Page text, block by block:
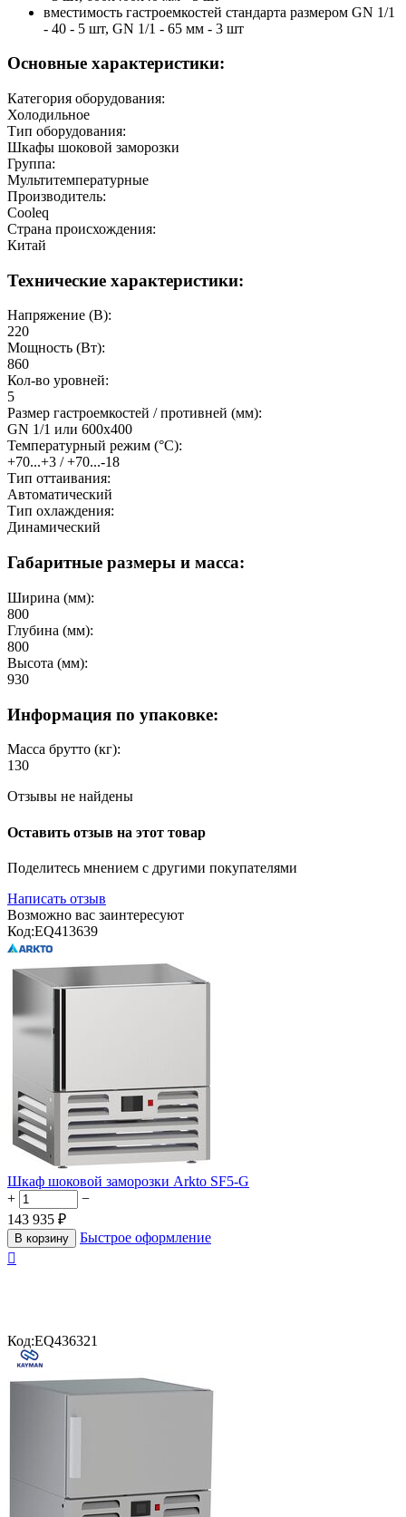
вместимость гастроемкостей стандарта размером GN 1/1
- 40 - 5 шт, GN 1/1 - 65 мм - 3 шт
Основные характеристики:
Категория оборудования:
Холодильное
Тип оборудования:
Шкафы шоковой заморозки
Группа:
Мультитемпературные
Производитель:
Cooleq
Страна происхождения:
Китай
Технические характеристики:
Напряжение (В):
220
Мощность (Вт):
860
Кол-во уровней:
5
Размер гастроемкостей / противней (мм):
GN 1/1 или 600х400
Температурный режим (°C):
+70...+3 / +70...-18
Тип оттаивания:
Автоматический
Тип охлаждения:
Динамический
Габаритные размеры и масса:
Ширина (мм):
800
Глубина (мм):
800
Высота (мм):
930
Информация по упаковке:
Масса брутто (кг):
130
Отзывы не найдены
Оставить отзыв на этот товар
Поделитесь мнением с другими покупателями
Написать отзыв
Возможно вас заинтересуют
Код:EQ413639
Шкаф шоковой заморозки Arkto SF5-G
+
−
143 935 ₽
В корзину
Быстрое оформление

Код:EQ436321